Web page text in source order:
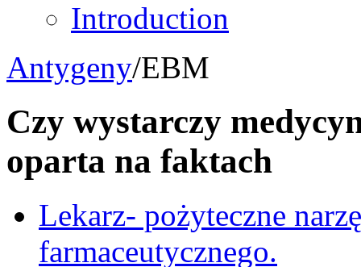
Introduction
Antygeny/EBM
Czy wystarczy
oparta na faktach
Lekarz- pożyteczne
farmaceutycznego.